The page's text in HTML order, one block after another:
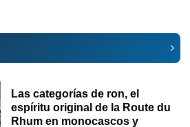
Las categorías de ron, el
espíritu original de la Route du
Rhum en monocascos y